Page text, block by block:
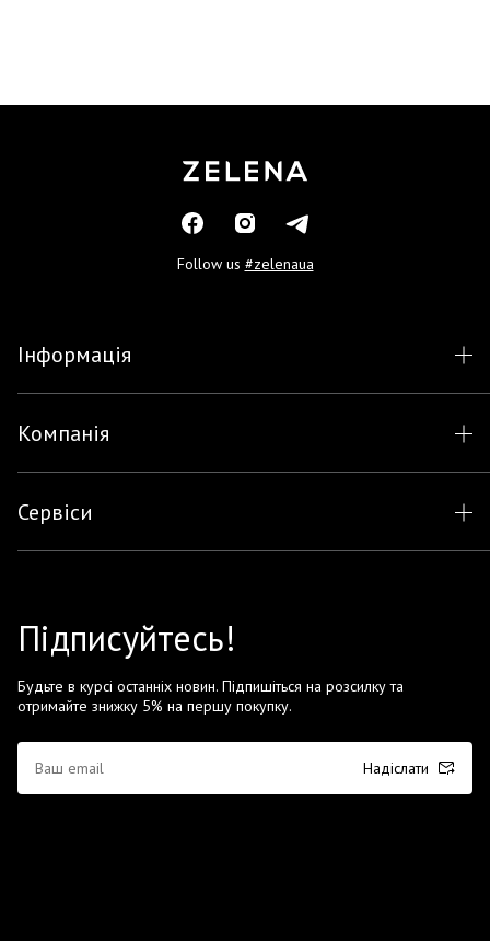
Follow us #zelenaua
Інформація
Компанія
Сервіси
Підписуйтесь!
Будьте в курсі останніх новин. Підпишіться на розсилку та
отримайте знижку 5% на першу покупку.
Надіслати